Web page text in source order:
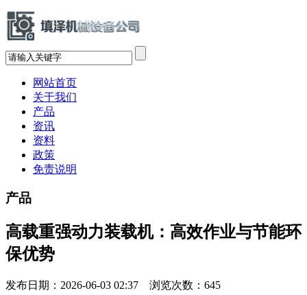
网站首页
关于我们
产品
资讯
资料
政策
免责说明
产品
高载重强动力装载机：高效作业与节能环
保优势
发布日期：2026-06-03 02:37 浏览次数： 645